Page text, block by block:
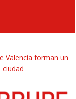
Valencia forman un
ciudad